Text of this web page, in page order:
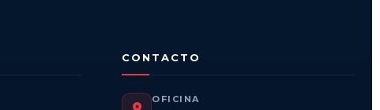
CONTACTO
OFICINA